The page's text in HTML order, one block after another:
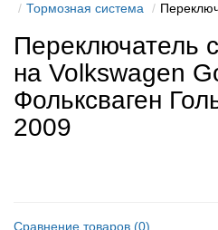
Тормозная система
Переключатель
на Volkswagen
Фольксваген
2009
Сравнение товаров (0)